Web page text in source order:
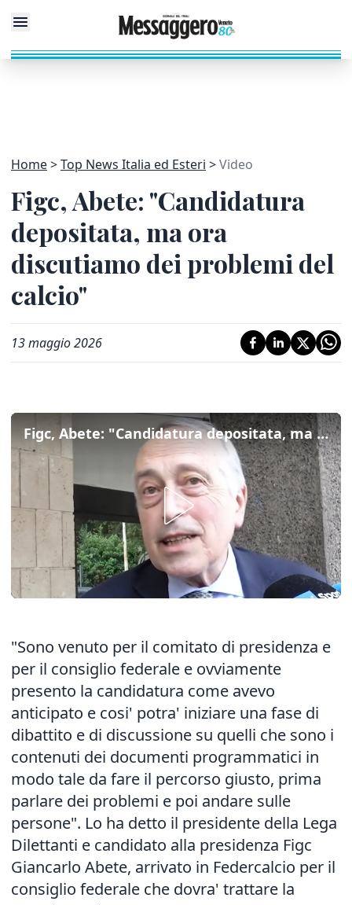
Home Top News Italia ed Esteri Video
Figc, Abete: "Candidatura
depositata, ma ora
discutiamo dei problemi del
calcio"
13 maggio 2026
Figc, Abete: "Candidatura depositata, ma ora discutiamo dei problemi del calcio"
"Sono venuto per il comitato di presidenza e
per il consiglio federale e ovviamente
presento la candidatura come avevo
anticipato e cosi' potra' iniziare una fase di
dibattito e di discussione su quelli che sono i
contenuti dei documenti programmatici in
modo tale da fare il percorso giusto, prima
parlare dei problemi e poi andare sulle
persone". Lo ha detto il presidente della Lega
Dilettanti e candidato alla presidenza Figc
Giancarlo Abete, arrivato in Federcalcio per il
consiglio federale che dovra' trattare la